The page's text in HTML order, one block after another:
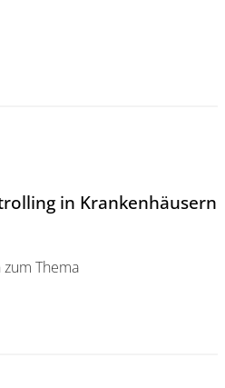
Nachholbedarf bei
in Krankenhäusern
Thema
in Krankenhäusern